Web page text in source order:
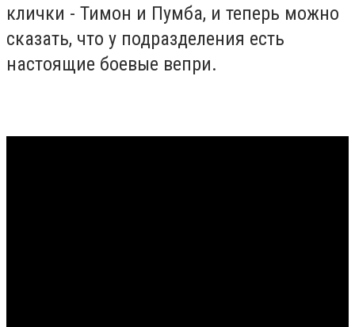
клички - Тимон и Пумба, и теперь можно
сказать, что у подразделения есть
настоящие боевые вепри.